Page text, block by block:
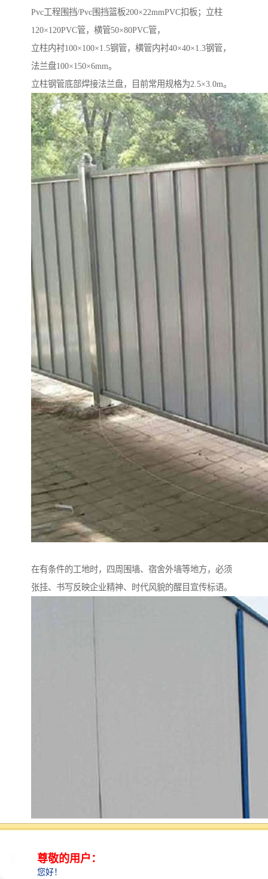
Pvc工程围挡/Pvc围挡篮板200×22mmPVC扣板；立柱
120×120PVC管，横管50×80PVC管，
立柱内衬100×100×1.5钢管，横管内衬40×40×1.3钢管，
法兰盘100×150×6mm。
立柱钢管底部焊接法兰盘，目前常用规格为2.5×3.0m。
在有条件的工地时，四周围墙、宿舍外墙等地方，必须
张挂、书写反映企业精神、时代风貌的醒目宣传标语。